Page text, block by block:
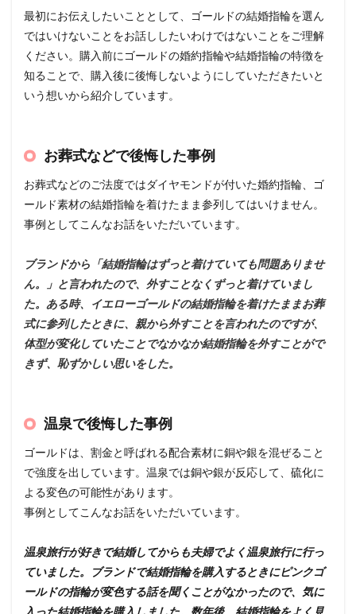
最初にお伝えしたいこととして、ゴールドの結婚指輪を選ん
ではいけないことをお話ししたいわけではないことをご理解
ください。購入前にゴールドの婚約指輪や結婚指輪の特徴を
知ることで、購入後に後悔しないようにしていただきたいと
いう想いから紹介しています。
お葬式などで後悔した事例
お葬式などのご法度ではダイヤモンドが付いた婚約指輪、ゴ
ールド素材の結婚指輪を着けたまま参列してはいけません。
事例としてこんなお話をいただいています。
ブランドから「結婚指輪はずっと着けていても問題ありませ
ん。」と言われたので、外すことなくずっと着けていまし
た。ある時、イエローゴールドの結婚指輪を着けたままお葬
式に参列したときに、親から外すことを言われたのですが、
体型が変化していたことでなかなか結婚指輪を外すことがで
きず、恥ずかしい思いをした。
温泉で後悔した事例
ゴールドは、割金と呼ばれる配合素材に銅や銀を混ぜること
で強度を出しています。温泉では銅や銀が反応して、硫化に
よる変色の可能性があります。
事例としてこんなお話をいただいています。
温泉旅行が好きで結婚してからも夫婦でよく温泉旅行に行っ
ていました。ブランドで結婚指輪を購入するときにピンクゴ
ールドの指輪が変色する話を聞くことがなかったので、気に
入った結婚指輪を購入しました。数年後、結婚指輪をよく見